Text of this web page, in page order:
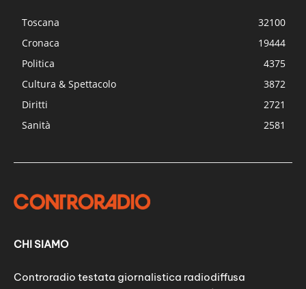
Toscana
32100
Cronaca
19444
Politica
4375
Cultura & Spettacolo
3872
Diritti
2721
Sanità
2581
CHI SIAMO
Controradio testata giornalistica radiodiffusa